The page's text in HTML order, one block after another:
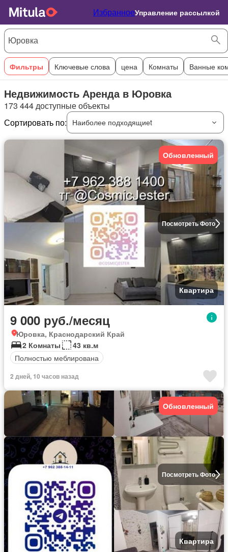
ИзбранноеУправление рассылкой
Фильтры Ключевые слова цена Комнаты Ванные
Недвижимость Аренда в Юровка
173 444 доступные объекты
Сортировать по:
Наиболее подходящиеt
Посмотреть Фото
Обновленный
Квартира
9 000 руб./месяц
Юровка, Краснодарский Край
2 Комнаты
43 кв.м
Полностью меблирована
2 дней, 10 часов назад
Посмотреть Фото
Обновленный
Квартира